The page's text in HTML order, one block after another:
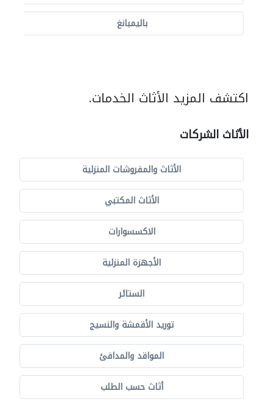
باليمبانغ
اكتشف المزيد الأثاث الخدمات.
الأثاث الشركات
الأثاث والمفروشات المنزلية
الأثاث المكتبي
الاكسسوارات
الأجهزة المنزلية
الستائر
توريد الأقمشة والنسيج
المواقد والمدافئ
أثاث حسب الطلب